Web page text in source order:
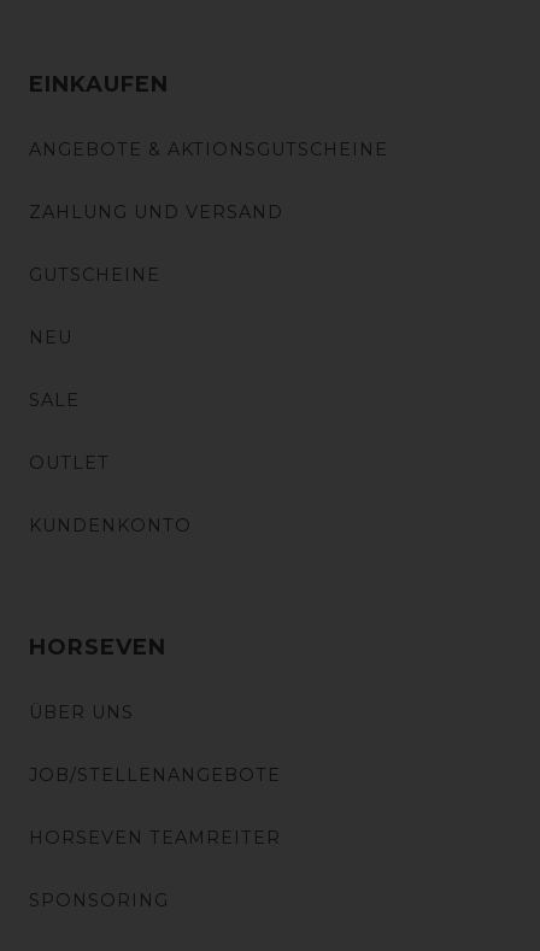
EINKAUFEN
ANGEBOTE & AKTIONSGUTSCHEINE
ZAHLUNG UND VERSAND
GUTSCHEINE
NEU
SALE
OUTLET
KUNDENKONTO
HORSEVEN
ÜBER UNS
JOB/STELLENANGEBOTE
HORSEVEN TEAMREITER
SPONSORING